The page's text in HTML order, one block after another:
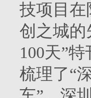
技项目在
创之城的
100天”
梳理了“